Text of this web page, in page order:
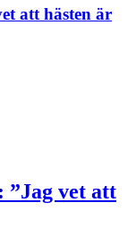
att hästen är
”Jag vet att